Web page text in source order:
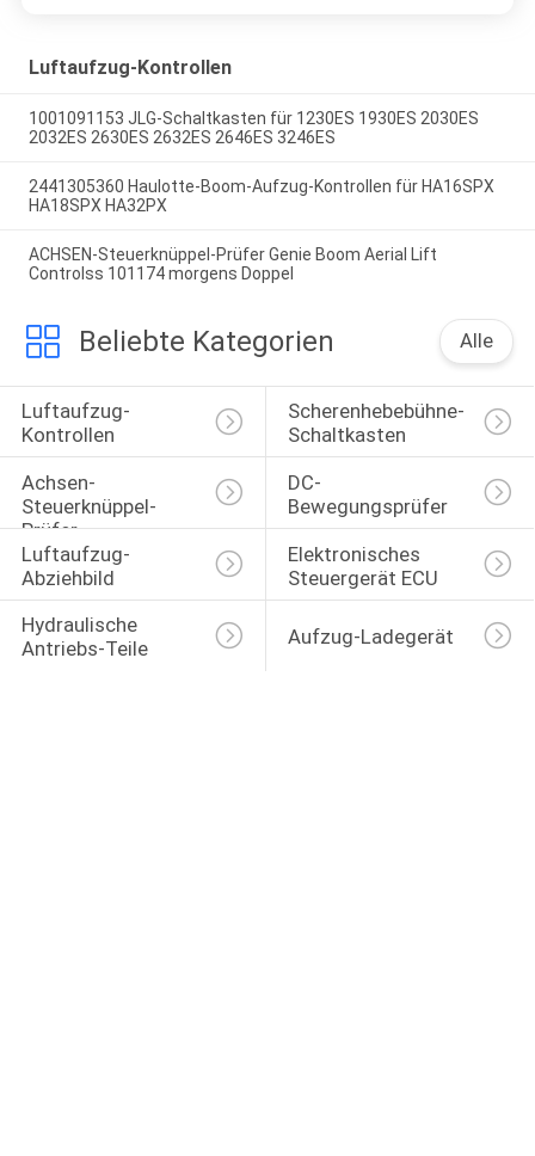
Luftaufzug-Kontrollen
1001091153 JLG-Schaltkasten für 1230ES 1930ES 2030ES
2032ES 2630ES 2632ES 2646ES 3246ES
2441305360 Haulotte-Boom-Aufzug-Kontrollen für HA16SPX
HA18SPX HA32PX
ACHSEN-Steuerknüppel-Prüfer Genie Boom Aerial Lift
Controlss 101174 morgens Doppel
Beliebte Kategorien Alle
Luftaufzug-
Kontrollen
Scherenhebebühne-
Schaltkasten
Achsen-
Steuerknüppel-
Prüfer
DC-
Bewegungsprüfer
Luftaufzug-
Abziehbild
Elektronisches
Steuergerät ECU
Hydraulische
Antriebs-Teile
Aufzug-Ladegerät